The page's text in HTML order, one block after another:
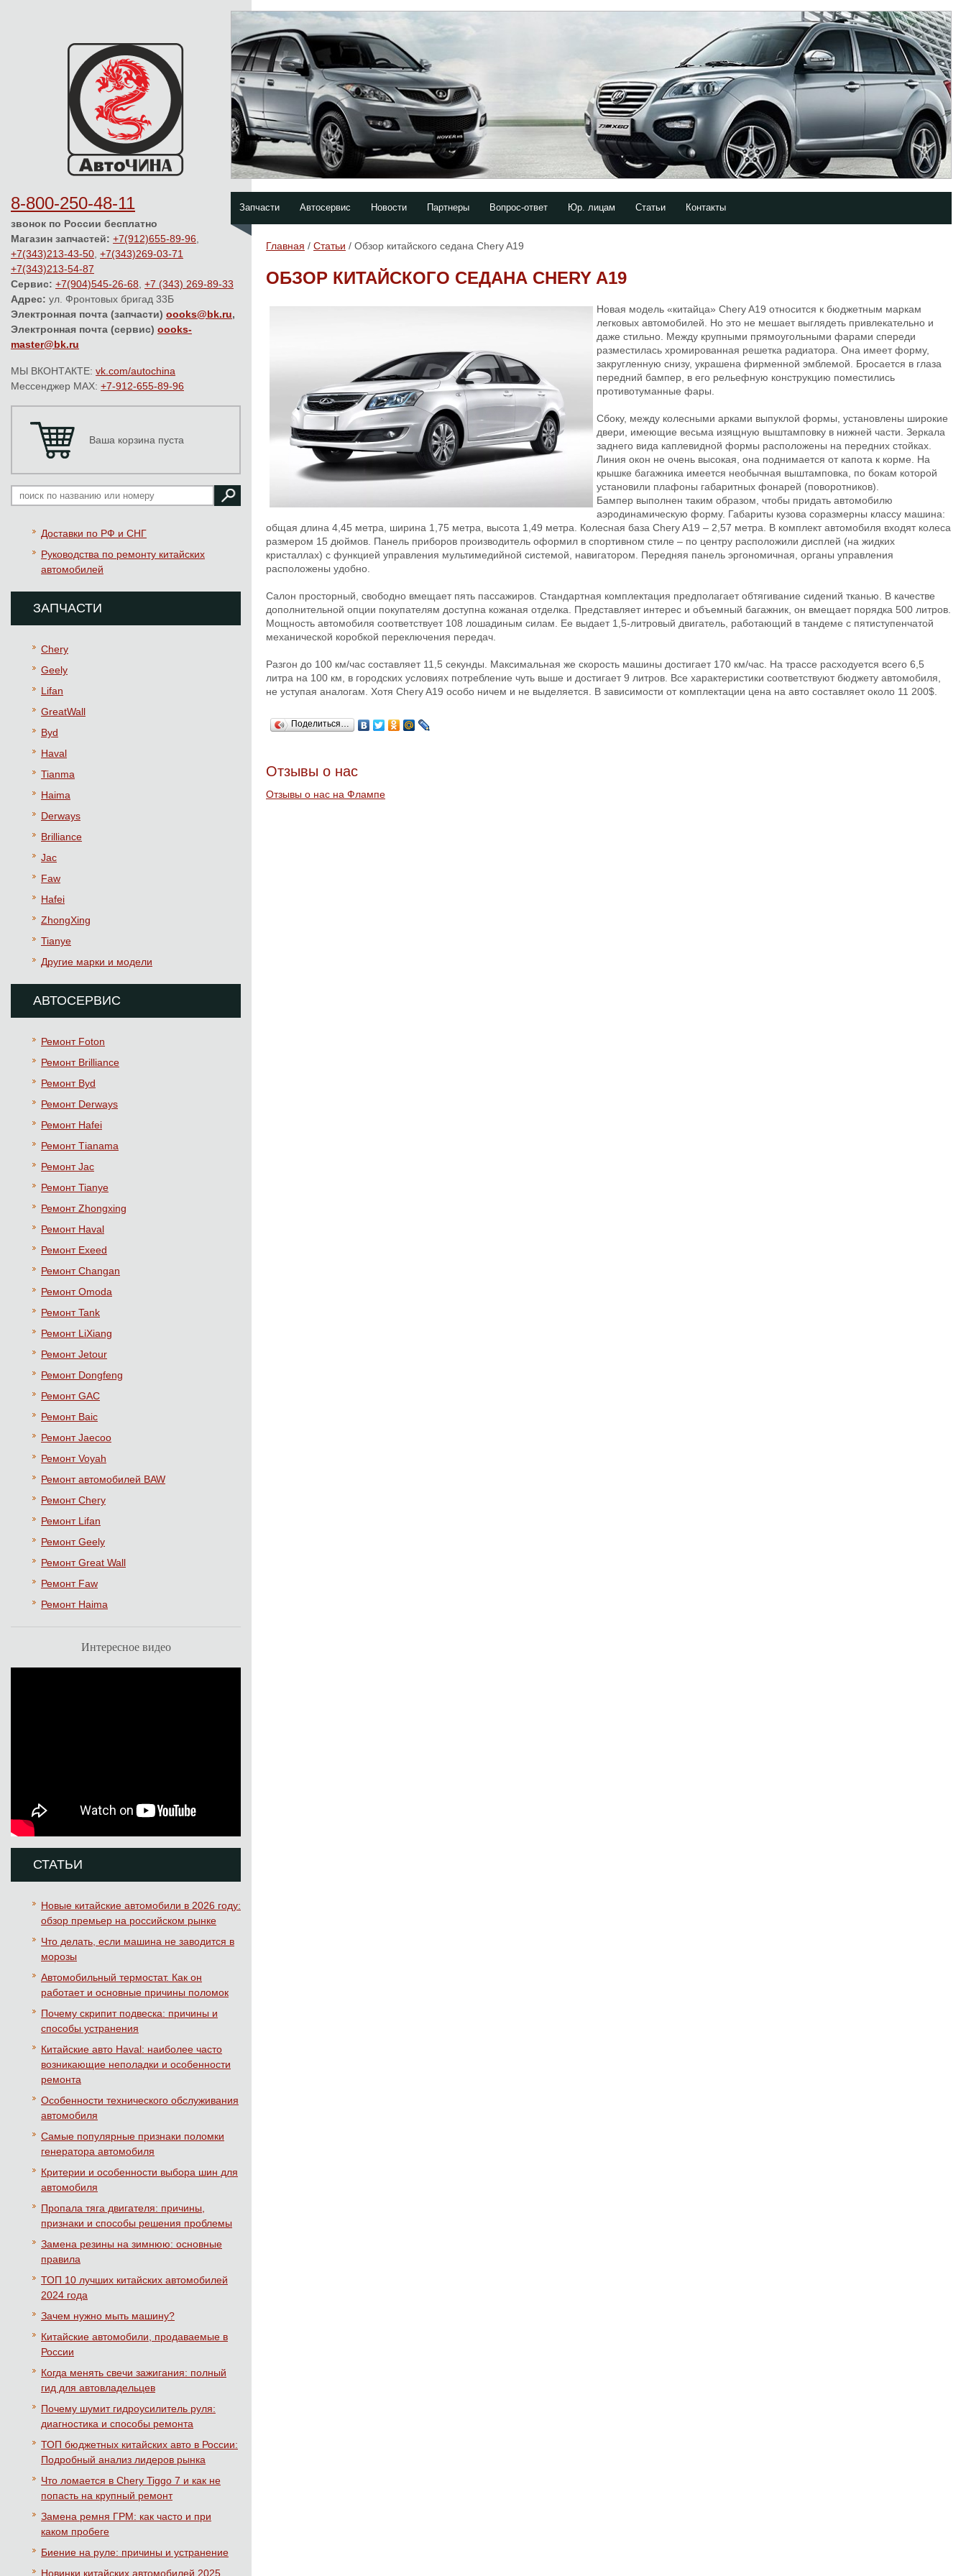
8-800-250-48-11
звонок по России бесплатно
Магазин запчастей: +7(912)655-89-96
+7(343)213-43-50 +7(343)269-03-71
+7(343)213-54-87
Сервис: +7(904)545-26-68 +7 (343) 269-89-33
Адрес: ул. Фронтовых бригад 33Б
Электронная почта (запчасти) oooks@bk.ru,
Электронная почта (сервис) oooks-
master@bk.ru
МЫ ВКОНТАКТЕ: vk.com/autochina
Мессенджер MAX: +7-912-655-89-96
Ваша корзина пуста
Доставки по РФ и СНГ
Руководства по ремонту китайских
автомобилей
ЗАПЧАСТИ
Chery
Geely
Lifan
GreatWall
Byd
Haval
Tianma
Haima
Derways
Brilliance
Jac
Faw
Hafei
ZhongXing
Tianye
Другие марки и модели
АВТОСЕРВИС
Ремонт Foton
Ремонт Brilliance
Ремонт Byd
Ремонт Derways
Ремонт Hafei
Ремонт Тianama
Ремонт Jac
Ремонт Tianye
Ремонт Zhongxing
Ремонт Haval
Ремонт Exeed
Ремонт Changan
Ремонт Omoda
Ремонт Tank
Ремонт LiXiang
Ремонт Jetour
Ремонт Dongfeng
Ремонт GAC
Ремонт Baic
Ремонт Jaecoo
Ремонт Voyah
Ремонт автомобилей BAW
Ремонт Chery
Ремонт Lifan
Ремонт Geely
Ремонт Great Wall
Ремонт Faw
Ремонт Haima
Интересное видео
СТАТЬИ
Новые китайские автомобили в 2026 году:
обзор премьер на российском рынке
Что делать, если машина не заводится в
морозы
Автомобильный термостат. Как он
работает и основные причины поломок
Почему скрипит подвеска: причины и
способы устранения
Китайские авто Haval: наиболее часто
возникающие неполадки и особенности
ремонта
Особенности технического обслуживания
автомобиля
Самые популярные признаки поломки
генератора автомобиля
Критерии и особенности выбора шин для
автомобиля
Пропала тяга двигателя: причины,
признаки и способы решения проблемы
Замена резины на зимнюю: основные
правила
ТОП 10 лучших китайских автомобилей
2024 года
Зачем нужно мыть машину?
Китайские автомобили, продаваемые в
России
Когда менять свечи зажигания: полный
гид для автовладельцев
Почему шумит гидроусилитель руля:
диагностика и способы ремонта
ТОП бюджетных китайских авто в России:
Подробный анализ лидеров рынка
Что ломается в Chery Tiggo 7 и как не
попасть на крупный ремонт
Замена ремня ГРМ: как часто и при
каком пробеге
Биение на руле: причины и устранение
Новинки китайских автомобилей 2025
Запчасти Автосервис Новости Партнеры Вопрос-ответ Юр. лицам Статьи Контакты
Главная / Статьи / Обзор китайского седана Chery A19
ОБЗОР КИТАЙСКОГО СЕДАНА CHERY A19
Новая модель «китайца» Chery A19 относится к бюджетным маркам
легковых автомобилей. Но это не мешает выглядеть привлекательно и
даже стильно. Между крупными прямоугольными фарами спереди
разместилась хромированная решетка радиатора. Она имеет форму,
закругленную снизу, украшена фирменной эмблемой. Бросается в глаза
передний бампер, в его рельефную конструкцию поместились
противотуманные фары.
Сбоку, между колесными арками выпуклой формы, установлены широкие
двери, имеющие весьма изящную выштамповку в нижней части. Зеркала
заднего вида каплевидной формы расположены на передних стойках.
Линия окон не очень высокая, она поднимается от капота к корме. На
крышке багажника имеется необычная выштамповка, по бокам которой
установили плафоны габаритных фонарей (поворотников).
Бампер выполнен таким образом, чтобы придать автомобилю
аэродинамическую форму. Габариты кузова соразмерны классу машина:
общая длина 4,45 метра, ширина 1,75 метра, высота 1,49 метра. Колесная база Chery A19 – 2,57 метра. В комплект автомобиля входят колеса
размером 15 дюймов. Панель приборов производитель оформил в спортивном стиле – по центру расположили дисплей (на жидких
кристаллах) с функцией управления мультимедийной системой, навигатором. Передняя панель эргономичная, органы управления
расположены удобно.
Салон просторный, свободно вмещает пять пассажиров. Стандартная комплектация предполагает обтягивание сидений тканью. В качестве
дополнительной опции покупателям доступна кожаная отделка. Представляет интерес и объемный багажник, он вмещает порядка 500 литров.
Мощность автомобиля соответствует 108 лошадиным силам. Ее выдает 1,5-литровый двигатель, работающий в тандеме с пятиступенчатой
механической коробкой переключения передач.
Разгон до 100 км/час составляет 11,5 секунды. Максимальная же скорость машины достигает 170 км/час. На трассе расходуется всего 6,5
литра на 100 км, в городских условиях потребление чуть выше и достигает 9 литров. Все характеристики соответствуют бюджету автомобиля,
не уступая аналогам. Хотя Chery A19 особо ничем и не выделяется. В зависимости от комплектации цена на авто составляет около 11 200$.
Поделиться…
Отзывы о нас
Отзывы о нас на Флампе